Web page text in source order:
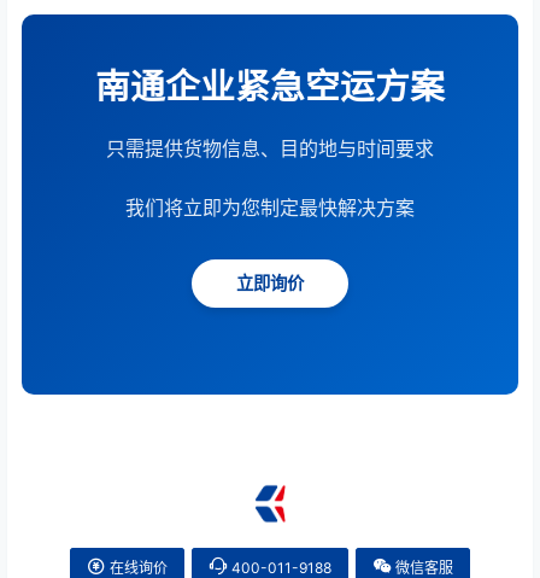
南通企业紧急空运方案
只需提供货物信息、目的地与时间要求
我们将立即为您制定最快解决方案
立即询价
在线询价 400-011-9188 微信客服